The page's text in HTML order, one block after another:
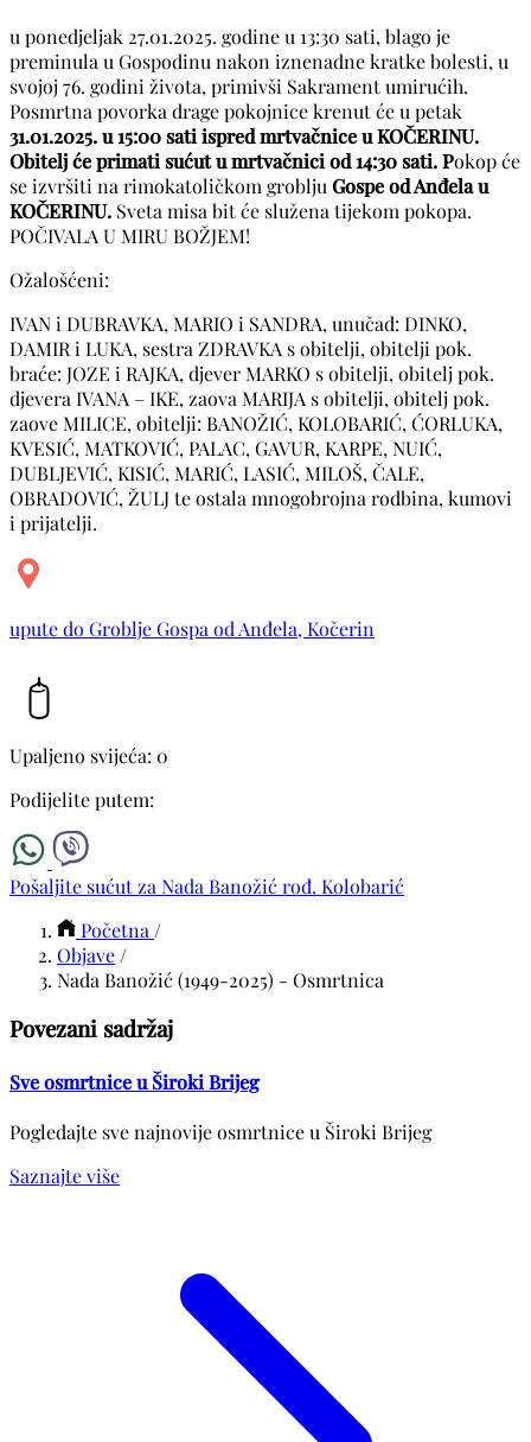
u ponedjeljak 27.01.2025. godine u 13:30 sati, blago je
preminula u Gospodinu nakon iznenadne kratke bolesti, u
svojoj 76. godini života, primivši Sakrament umirućih.
Posmrtna povorka drage pokojnice krenut će u petak
31.01.2025. u 15:00 sati ispred mrtvačnice u KOČERINU.
Obitelj će primati sućut u mrtvačnici od 14:30 sati. Pokop će
se izvršiti na rimokatoličkom groblju Gospe od Anđela u
KOČERINU. Sveta misa bit će služena tijekom pokopa.
POČIVALA U MIRU BOŽJEM!
Ožalošćeni:
IVAN i DUBRAVKA, MARIO i SANDRA, unučad: DINKO,
DAMIR i LUKA, sestra ZDRAVKA s obitelji, obitelji pok.
braće: JOZE i RAJKA, djever MARKO s obitelji, obitelj pok.
djevera IVANA – IKE, zaova MARIJA s obitelji, obitelj pok.
zaove MILICE, obitelji: BANOŽIĆ, KOLOBARIĆ, ĆORLUKA,
KVESIĆ, MATKOVIĆ, PALAC, GAVUR, KARPE, NUIĆ,
DUBLJEVIĆ, KISIĆ, MARIĆ, LASIĆ, MILOŠ, ČALE,
OBRADOVIĆ, ŽULJ te ostala mnogobrojna rodbina, kumovi
i prijatelji.
upute do Groblje Gospa od Anđela, Kočerin
Upaljeno svijeća: 0
Podijelite putem:
Pošaljite sućut za Nada Banožić rođ. Kolobarić
Početna /
Objave /
Nada Banožić (1949-2025) - Osmrtnica
Povezani sadržaj
Sve osmrtnice u Široki Brijeg
Pogledajte sve najnovije osmrtnice u Široki Brijeg
Saznajte više